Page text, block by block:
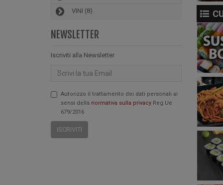
VINI (8)
NEWSLETTER
Iscriviti alla Newsletter
Email
Autorizzo il trattamento dei dati personali ai
sensi della normativa sulla privacy Reg.Ue
679/2016
ISCRIVITI